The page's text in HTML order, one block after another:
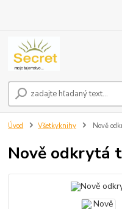
Úvod Všetkyknihy Nově
Nově odkrytá